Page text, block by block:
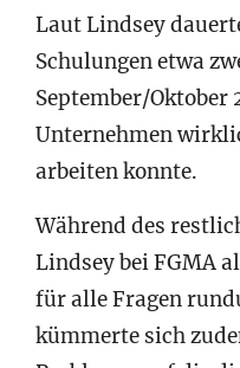
Laut Lindsey
Schulungen etwa
September/Oktober
Unternehmen
arbeiten konnte.
Während des
Lindsey bei FGMA
für alle Fragen
kümmerte sich